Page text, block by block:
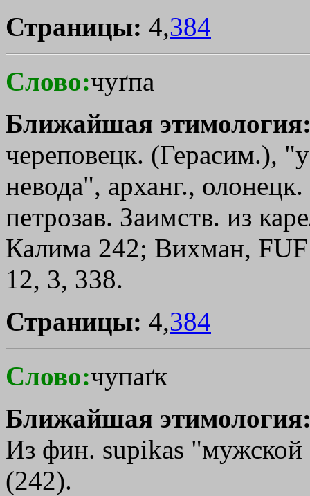
Страницы: 4,384
Слово:чуґпа
Ближайшая
череповецк. (Герасим.),
невода", арханг.,
петрозав. Заимств. из
Калима 242; Вихман,
12, 3, 338.
Страницы: 4,384
Слово:чупаґк
Ближайшая
Из фин. supikas
(242).